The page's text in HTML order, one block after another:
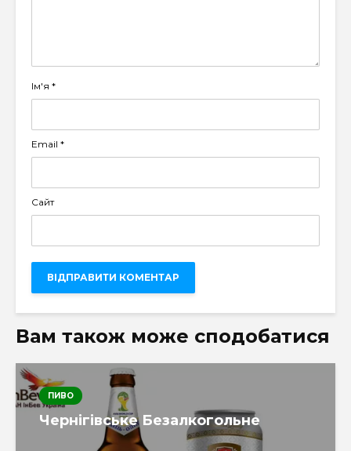
Ім'я *
Email *
Сайт
Вам також може сподобатися
ПИВО
Чернігівське Безалкогольне